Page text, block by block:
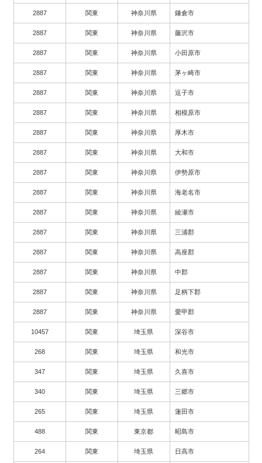
2887 関東 神奈川県 鎌倉市
2887 関東 神奈川県 藤沢市
2887 関東 神奈川県 小田原市
2887 関東 神奈川県 茅ヶ崎市
2887 関東 神奈川県 逗子市
2887 関東 神奈川県 相模原市
2887 関東 神奈川県 厚木市
2887 関東 神奈川県 大和市
2887 関東 神奈川県 伊勢原市
2887 関東 神奈川県 海老名市
2887 関東 神奈川県 綾瀬市
2887 関東 神奈川県 三浦郡
2887 関東 神奈川県 高座郡
2887 関東 神奈川県 中郡
2887 関東 神奈川県 足柄下郡
2887 関東 神奈川県 愛甲郡
10457 関東 埼玉県 深谷市
268 関東 埼玉県 和光市
347 関東 埼玉県 久喜市
340 関東 埼玉県 三郷市
265 関東 埼玉県 蓮田市
488 関東 東京都 昭島市
264 関東 埼玉県 日高市